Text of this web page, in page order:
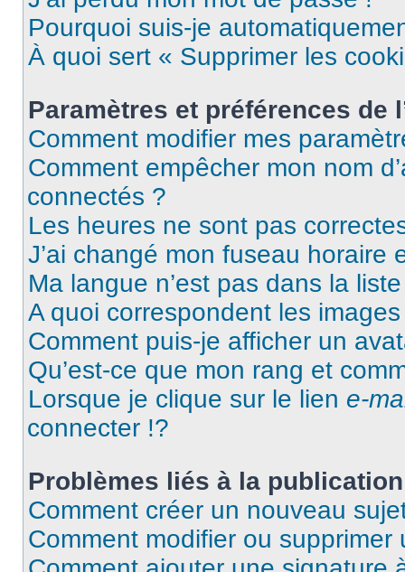
Pourquoi suis-je
À quoi sert « Supprimer les
Paramètres et préférences de
Comment modifier mes
Comment empêcher mon nom
connectés ?
Les heures ne sont pas
J’ai changé mon fuseau horaire
Ma langue n’est pas dans la
A quoi correspondent les
Comment puis-je afficher un
Qu’est-ce que mon rang et
Lorsque je clique sur le lien e-
connecter !?
Problèmes liés à la
Comment créer un nouveau
Comment modifier ou supprimer